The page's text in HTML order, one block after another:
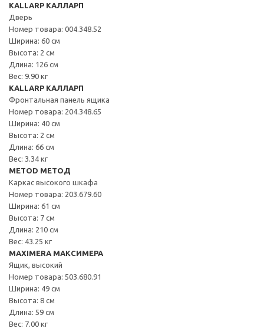
KALLARP КАЛЛАРП
Дверь
Номер товара: 004.348.52
Ширина: 60 см
Высота: 2 см
Длина: 126 см
Вес: 9.90 кг
KALLARP КАЛЛАРП
Фронтальная панель ящика
Номер товара: 204.348.65
Ширина: 40 см
Высота: 2 см
Длина: 66 см
Вес: 3.34 кг
METOD МЕТОД
Каркас высокого шкафа
Номер товара: 203.679.60
Ширина: 61 см
Высота: 7 см
Длина: 210 см
Вес: 43.25 кг
MAXIMERA МАКСИМЕРА
Ящик, высокий
Номер товара: 503.680.91
Ширина: 49 см
Высота: 8 см
Длина: 59 см
Вес: 7.00 кг